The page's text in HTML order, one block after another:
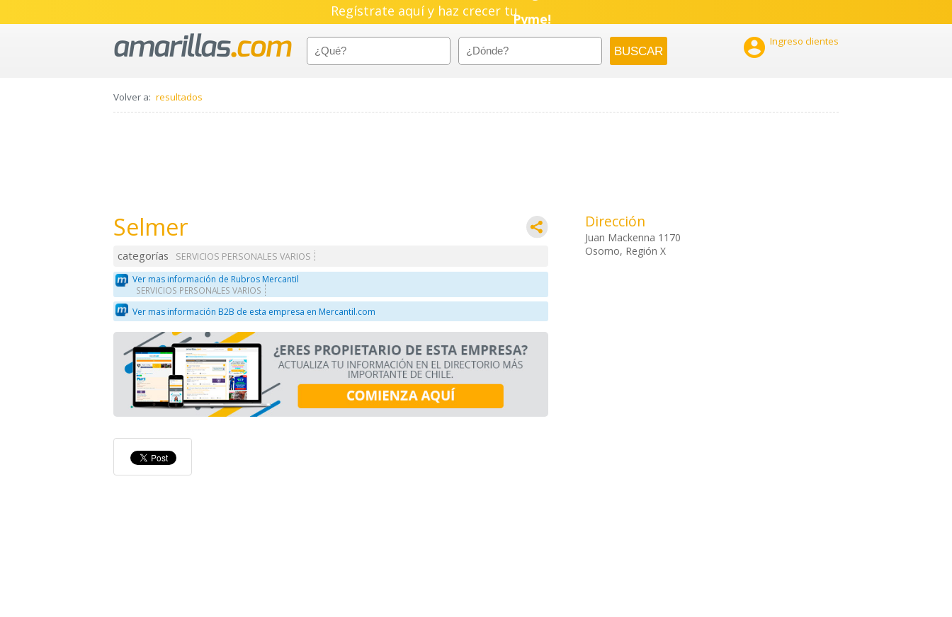
Regístrate aquí y haz crecer tuNegocio!
Pyme!
Emprendimiento!
 Ingreso clientes
Volver a: resultados
Selmer
categorías
SERVICIOS PERSONALES VARIOS
Ver mas información de Rubros Mercantil
SERVICIOS PERSONALES VARIOS
Ver mas información B2B de esta empresa en Mercantil.com
Dirección
Juan Mackenna 1170
Osorno, Región X